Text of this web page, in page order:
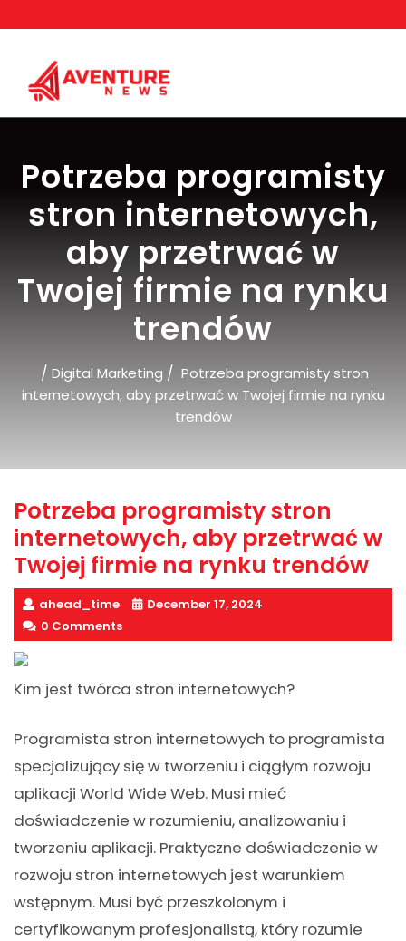
to
Potrzeba programisty
stron internetowych,
aby przetrwać w
Twojej firmie na rynku
trendów
/ Digital Marketing / Potrzeba programisty stron
internetowych, aby przetrwać w Twojej firmie na rynku
trendów
Potrzeba programisty stron
internetowych, aby przetrwać w
Twojej firmie na rynku trendów
ahead_time
December 17, 2024
0 Comments
Kim jest twórca stron internetowych?
Programista stron internetowych to programista
specjalizujący się w tworzeniu i ciągłym rozwoju
aplikacji World Wide Web. Musi mieć
doświadczenie w rozumieniu, analizowaniu i
tworzeniu aplikacji. Praktyczne doświadczenie w
rozwoju stron internetowych jest warunkiem
wstępnym. Musi być przeszkolonym i
certyfikowanym profesjonalistą, który rozumie